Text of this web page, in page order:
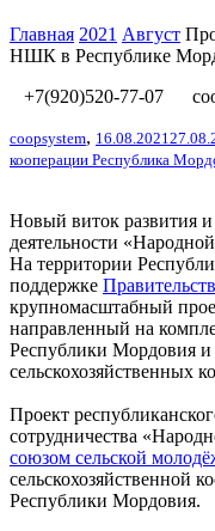
Главная 2021 Август
НШК в Республике
+7(920)520-77-07
coopsystem, 16.08.2021
кооперации Республика
Новый виток развития
деятельности
На территории
поддержке
крупномасштабный
направленный на
Республики Мордовия
сельскохозяйственных
Проект
сотрудничества
союзом сельской
сельскохозяйственной
Республики Мордовия.